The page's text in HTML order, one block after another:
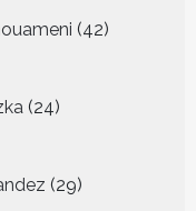
42
producten
24
producten
29
producten